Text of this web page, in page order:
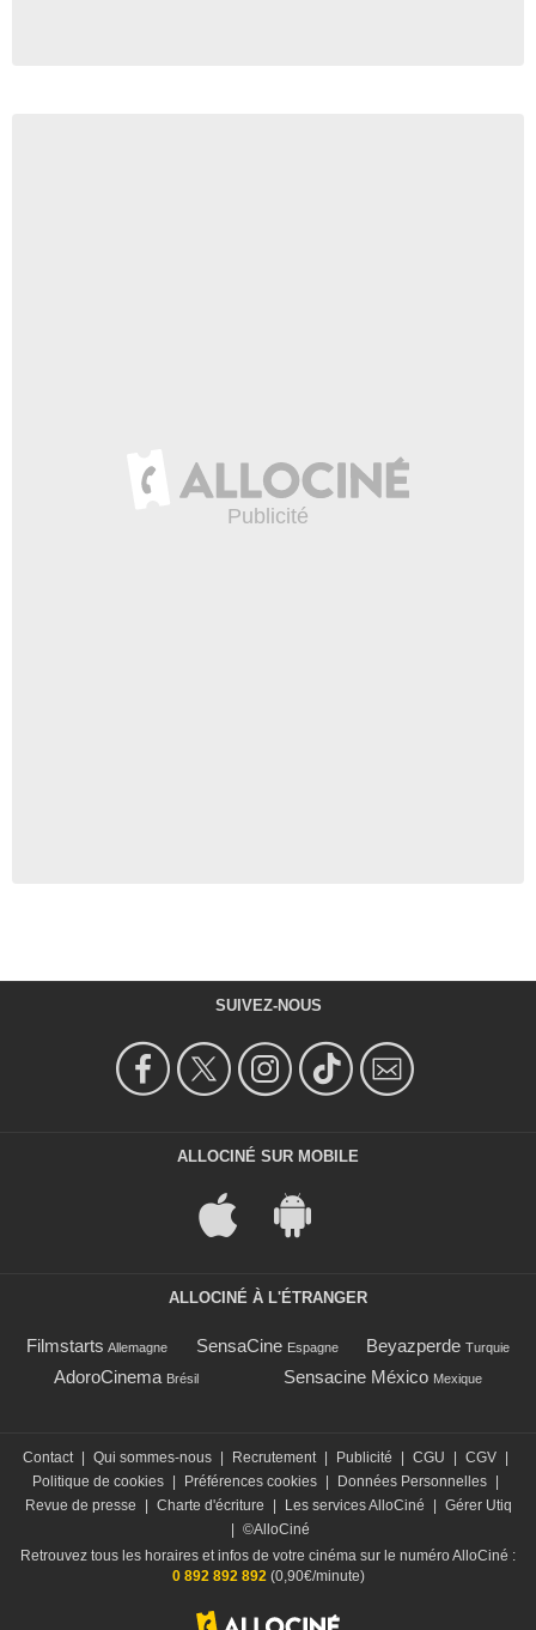
SUIVEZ-NOUS
ALLOCINÉ SUR MOBILE
ALLOCINÉ À L'ÉTRANGER
Filmstarts Allemagne SensaCine Espagne Beyazperde Turquie
AdoroCinema Brésil Sensacine México Mexique
Contact | Qui sommes-nous | Recrutement | Publicité | CGU | CGV |
Politique de cookies | Préférences cookies | Données Personnelles |
Revue de presse
| Charte d'écriture | Les services AlloCiné | Gérer Utiq
| ©AlloCiné
Retrouvez tous les horaires et infos de votre cinéma sur le numéro AlloCiné :
0 892 892 892(0,90€/minute)